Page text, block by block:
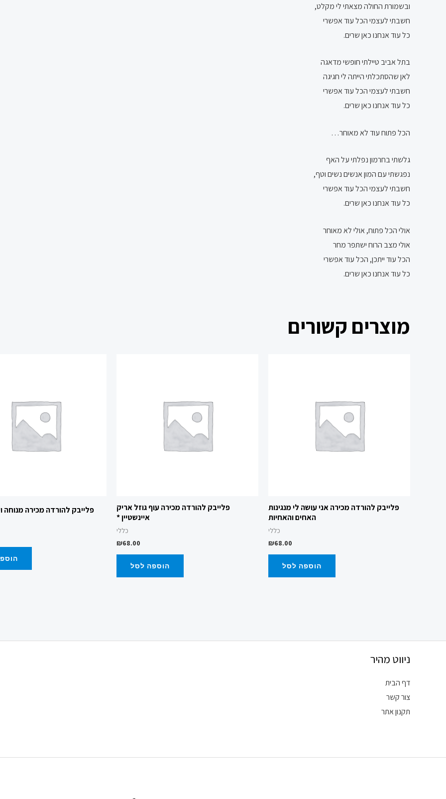
ובשמורת החולה מצאתי לי מקלט,
חשבתי לעצמי הכל עוד אפשרי
כל עוד אנחנו כאן שרים.
בתל אביב טיילתי חופשי מדאגה
לאן שהסתכלתי הייתה לי חגיגה
חשבתי לעצמי הכל עוד אפשרי
כל עוד אנחנו כאן שרים.
הכל פתוח עוד לא מאוחר…
גלשתי בחרמון נפלתי על האף
נפגשתי עם המון אנשים נשים וטף,
חשבתי לעצמי הכל עוד אפשרי
כל עוד אנחנו כאן שרים.
אולי הכל פתוח, אולי לא מאוחר
אולי מצב הרוח ישתפר מחר
הכל עוד ייתכן, הכל עוד אפשרי
כל עוד אנחנו כאן שרים.
מוצרים קשורים
פלייבק להורדה מכירה אני עושה לי מנגינות
האחים והאחיות
כללי
₪68.00
הוספה לסל
פלייבק להורדה מכירה עוף גוזל אריק
איינשטיין *
כללי
₪68.00
הוספה לסל
פלייבק להורדה מכירה
ניווט מהיר
דף הבית
צור קשר
תקנון אתר